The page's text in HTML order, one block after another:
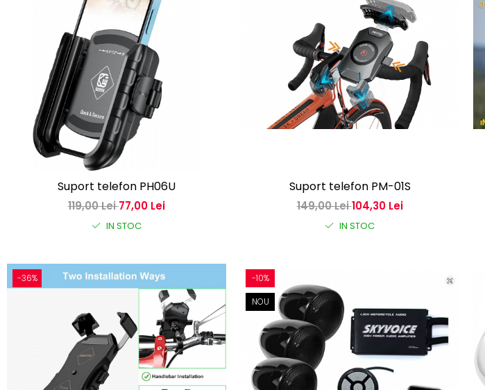
Suport telefon PH06U
119,00 Lei77,00 Lei
IN STOC
Suport telefon PM-01S
149,00 Lei104,30 Lei
IN STOC
-36%
-10%
NOU